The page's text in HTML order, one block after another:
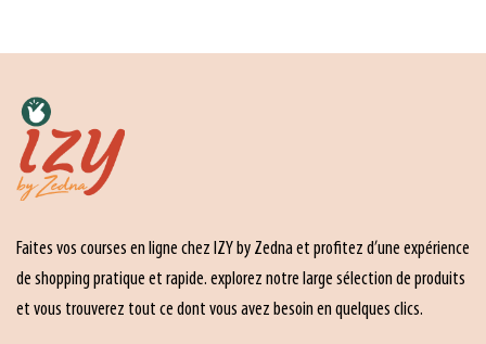
Faites vos courses en ligne chez IZY by Zedna et profitez d’une expérience
de shopping pratique et rapide. explorez notre large sélection de produits
et vous trouverez tout ce dont vous avez besoin en quelques clics.